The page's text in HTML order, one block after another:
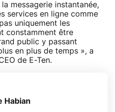
messagerie instantanée,
services en ligne comme
uniquement les
constamment être
public y passant
en plus de temps », a
de E-Ten.
Habian